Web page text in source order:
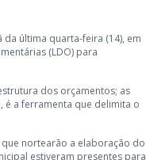
última quarta-feira (14), em
(LDO) para
dos orçamentos; as
é a ferramenta que delimita o
nortearão a elaboração do
estiveram presentes para